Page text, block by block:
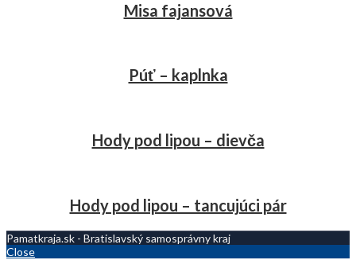
Misa fajansová
Púť – kaplnka
Hody pod lipou – dievča
Hody pod lipou – tancujúci pár
Pamatkraja.sk - Bratislavský samosprávny kraj
Close